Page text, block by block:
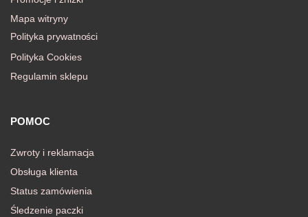
Mapa witryny
Polityka prywatności
Polityka Cookies
Regulamin sklepu
POMOC
Zwroty i reklamacja
Obsługa klienta
Status zamówienia
Śledzenie paczki